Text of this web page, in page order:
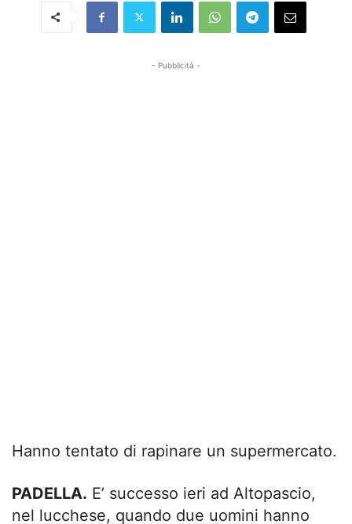
- Pubblicità -
Hanno tentato di rapinare un supermercato.
PADELLA. E’ successo ieri ad Altopascio,
nel lucchese, quando due uomini hanno